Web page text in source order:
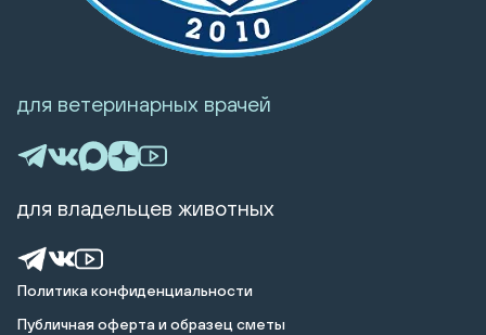
Политика конфиденциальности
Публичная оферта и образец сметы
для ветеринарных врачей
для владельцев животных